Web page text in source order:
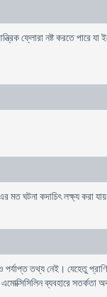
ফ্লোরা নষ্ট করতে
মত ঘটনা কদাচিৎ লক্ষ্য করা
তথ্য নেই। যেহেতু
ব্যবহারে সতর্কতা